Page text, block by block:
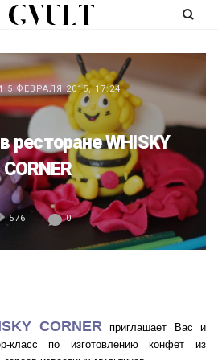
5 ФЕВРАЛЯ 2015, 17:24
WHISKY
CORNER
576 0
CORNER приглашает Вас и
класс по изготовлению конфет из